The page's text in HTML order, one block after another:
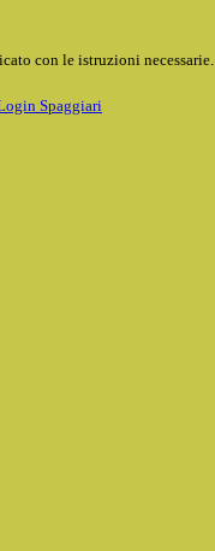
con le istruzioni necessarie.
Spaggiari